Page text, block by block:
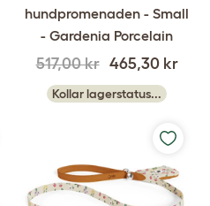
hundpromenaden - Small
- Gardenia Porcelain
517,00 kr 465,30 kr
Kollar lagerstatus...